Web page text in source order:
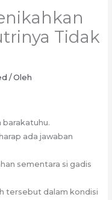
Tidak
/ Oleh
barakatuhu.
ada jawaban
sementara si gadis
tersebut dalam kondisi